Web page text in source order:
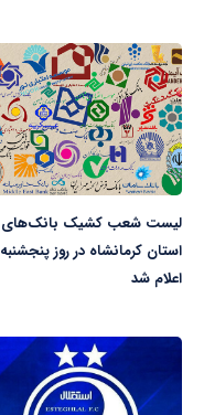
لیست شعب کشیک بانک‌های
استان کرمانشاه در روز پنجشنبه
اعلام شد